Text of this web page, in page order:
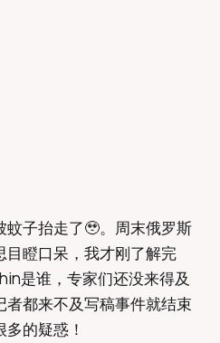
蚊子抬走了🥹。周末俄罗斯
瞪口呆，我才刚了解完
是谁，专家们还没来得及
都来不及写稿事件就结束
的疑惑！